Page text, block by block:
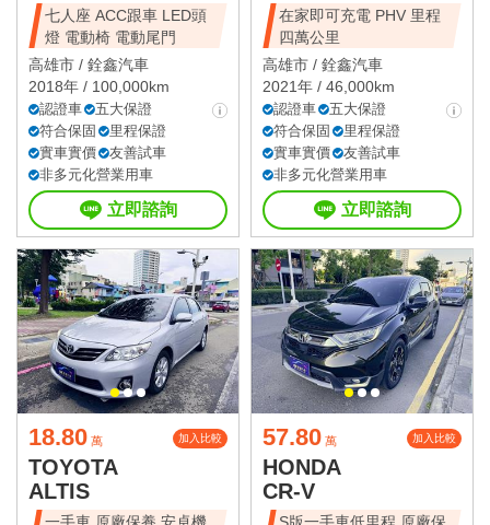
七人座 ACC跟車 LED頭
燈 電動椅 電動尾門
高雄市 / 銓鑫汽車
2018年 / 100,000km
認證車
五大保證
符合保固
里程保證
實車實價
友善試車
非多元化營業用車
立即諮詢
在家即可充電 PHV 里程
四萬公里
高雄市 / 銓鑫汽車
2021年 / 46,000km
認證車
五大保證
符合保固
里程保證
實車實價
友善試車
非多元化營業用車
立即諮詢
18.80 萬 加入比較
TOYOTA
ALTIS
57.80 萬 加入比較
HONDA
CR-V